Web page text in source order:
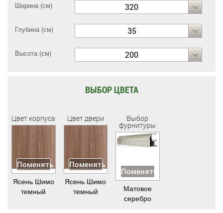
Ширина (см) 320
Глубина (см) 35
Высота (см) 200
ВЫБОР ЦВЕТА
Цвет корпуса
Поменять
Ясень Шимо
темный
Цвет двери
Поменять
Ясень Шимо
темный
Выбор
фурнитуры
Поменять
Матовое
серебро